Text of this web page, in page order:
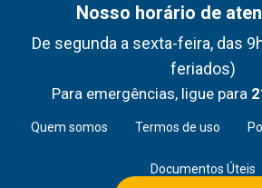
Nosso horário de
De segunda a sexta-feira, das
feriados)
Para emergências, ligue para
Quem somos Termos de uso
Documentos Úteis